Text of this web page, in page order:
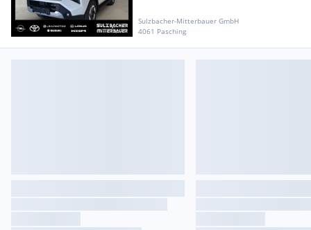
Sulzbacher-Mitterbauer GmbH
4061 Pasching